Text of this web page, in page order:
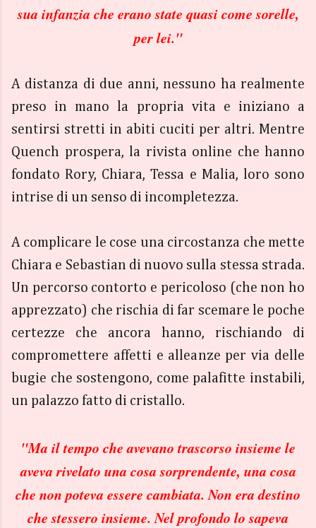
sua infanzia che erano state quasi come sorelle,
per lei."
A distanza di due anni, nessuno ha realmente
preso in mano la propria vita e iniziano a
sentirsi stretti in abiti cuciti per altri. Mentre
Quench prospera, la rivista online che hanno
fondato Rory, Chiara, Tessa e Malia, loro sono
intrise di un senso di incompletezza.
A complicare le cose una circostanza che mette
Chiara e Sebastian di nuovo sulla stessa strada.
Un percorso contorto e pericoloso (che non ho
apprezzato) che rischia di far scemare le poche
certezze che ancora hanno, rischiando di
compromettere affetti e alleanze per via delle
bugie che sostengono, come palafitte instabili,
un palazzo fatto di cristallo.
"Ma il tempo che avevano trascorso insieme le
aveva rivelato una cosa sorprendente, una cosa
che non poteva essere cambiata. Non era destino
che stessero insieme. Nel profondo lo sapeva